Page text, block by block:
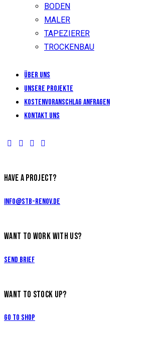
BODEN
MALER
TAPEZIERER
TROCKENBAU
Über uns
Unsere Projekte
KOSTENVORANSCHLAG ANFRAGEN
Kontakt uns
HAVE A PROJECT?
info@stb-renov.de
WANT TO WORK WITH US?
Send Brief
WANT TO STOCK UP?
Go to Shop